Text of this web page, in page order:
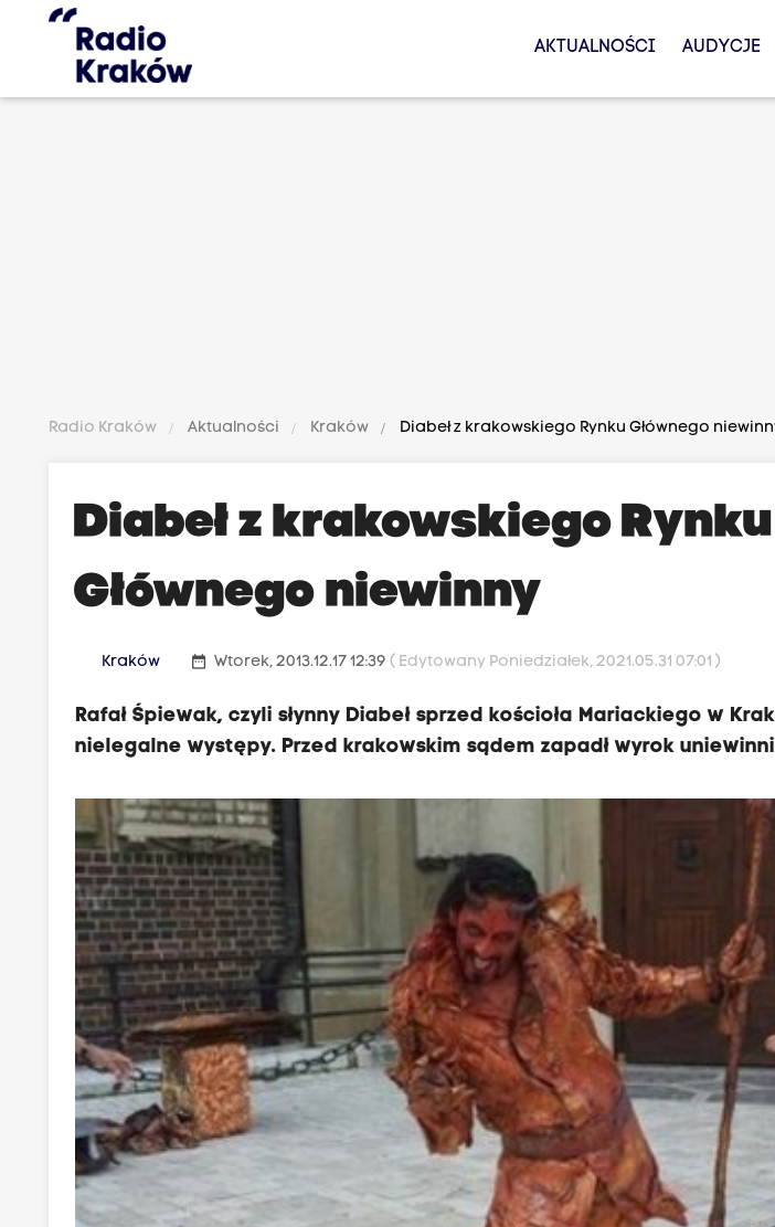
AKTUALNOŚCI AUDYCJE
Radio Kraków Aktualności Kraków Diabeł z krakowskiego Rynku Głównego
Diabeł z krakowskiego Rynku
Głównego niewinny
Kraków date_range Wtorek, 2013.12.17 12:39( Edytowany Poniedziałek, 2021.05.31 07:01 )
Rafał Śpiewak, czyli słynny Diabeł sprzed kościoła Mariackiego w
nielegalne występy. Przed krakowskim sądem zapadł wyrok